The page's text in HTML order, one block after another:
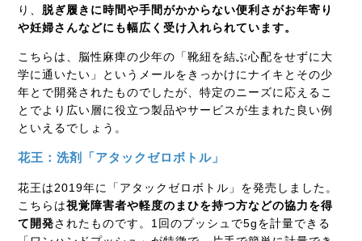
り、 脱ぎ履きに時間や手間がかからない便利さがお年寄り
や妊婦さんなどにも幅広く受け入れられています。
こちらは、脳性麻痺の少年の「靴紐を結ぶ心配をせずに大
学に通いたい」というメールをきっかけにナイキとその少
年とで開発されたものでしたが、特定のニーズに応えるこ
とでより広い層に役立つ製品やサービスが生まれた良い例
といえるでしょう。
花王：洗剤「アタックゼロボトル」
花王は2019年に「アタックゼロボトル」を発売しました。
こちらは視覚障害者や軽度のまひを持つ方などの協力を得
て開発されたものです。1回のプッシュで5gを計量できる